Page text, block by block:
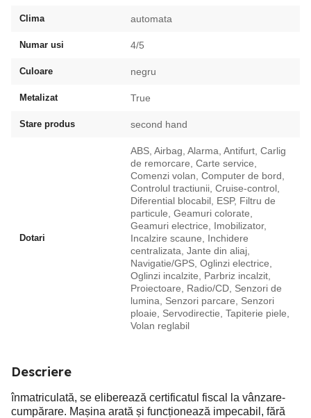
Clima automata
Numar usi 4/5
Culoare negru
Metalizat True
Stare produs second hand
Dotari
ABS, Airbag, Alarma, Antifurt, Carlig
de remorcare, Carte service,
Comenzi volan, Computer de bord,
Controlul tractiunii, Cruise-control,
Diferential blocabil, ESP, Filtru de
particule, Geamuri colorate,
Geamuri electrice, Imobilizator,
Incalzire scaune, Inchidere
centralizata, Jante din aliaj,
Navigatie/GPS, Oglinzi electrice,
Oglinzi incalzite, Parbriz incalzit,
Proiectoare, Radio/CD, Senzori de
lumina, Senzori parcare, Senzori
ploaie, Servodirectie, Tapiterie piele,
Volan reglabil
Descriere
înmatriculată, se eliberează certificatul fiscal la vânzare-
cumpărare. Mașina arată și funcționează impecabil, fără